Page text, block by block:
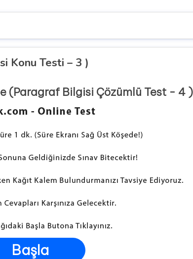
Konu Testi – 3 )
(Paragraf Bilgisi Çözümlü Test - 4 )
Başla